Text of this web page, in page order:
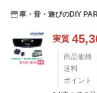
車・音・遊びのDIY
実質
商品価格
送料
ポイント